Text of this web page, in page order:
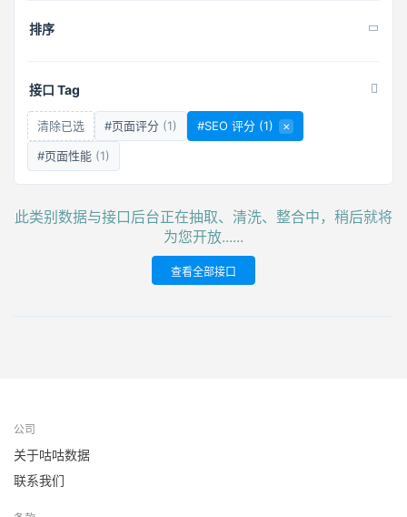
排序
接口 Tag
清除已选 #页面评分 (1) #SEO 评分 (1) ×
#页面性能 (1)
此类别数据与接口后台正在抽取、清洗、整合中，稍后就将
为您开放......
查看全部接口
公司
关于咕咕数据
联系我们